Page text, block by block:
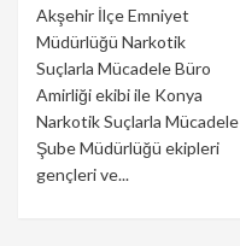
Akşehir İlçe Emniyet
Müdürlüğü Narkotik
Suçlarla Mücadele Büro
Amirliği ekibi ile Konya
Narkotik Suçlarla Mücadele
Şube Müdürlüğü ekipleri
gençleri ve...